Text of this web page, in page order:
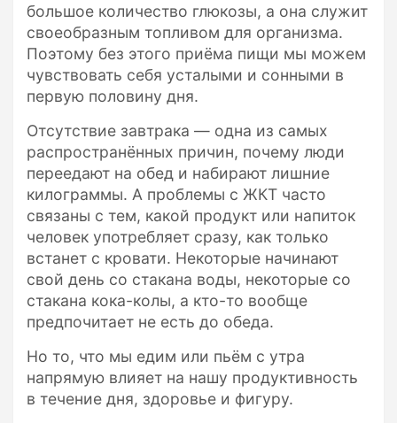
большое количество глюкозы, а она служит
своеобразным топливом для организма.
Поэтому без этого приёма пищи мы можем
чувствовать себя усталыми и сонными в
первую половину дня.
Отсутствие завтрака — одна из самых
распространённых причин, почему люди
переедают на обед и набирают лишние
килограммы. А проблемы с ЖКТ часто
связаны с тем, какой продукт или напиток
человек употребляет сразу, как только
встанет с кровати. Некоторые начинают
свой день со стакана воды, некоторые со
стакана кока-колы, а кто-то вообще
предпочитает не есть до обеда.
Но то, что мы едим или пьём с утра
напрямую влияет на нашу продуктивность
в течение дня, здоровье и фигуру.